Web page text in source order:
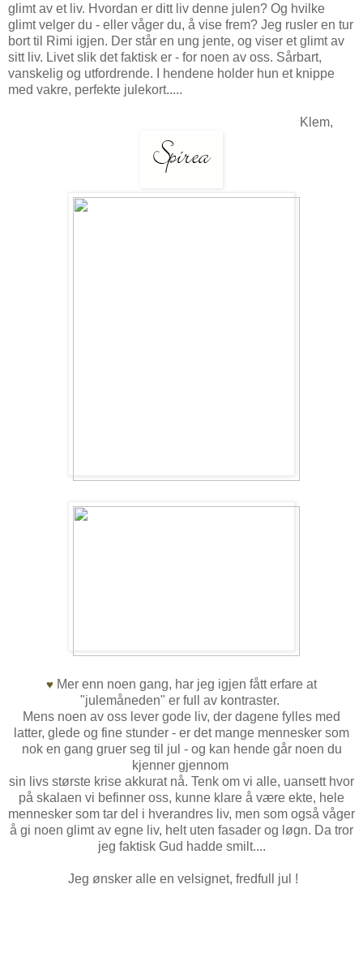
glimt av et liv. Hvordan er ditt liv denne julen? Og hvilke
glimt velger du - eller våger du, å vise frem? Jeg rusler en tur
bort til Rimi igjen. Der står en ung jente, og viser et glimt av
sitt liv. Livet slik det faktisk er - for noen av oss. Sårbart,
vanskelig og utfordrende. I hendene holder hun et knippe
med vakre, perfekte julekort.....
Klem,
♥ Mer enn noen gang, har jeg igjen fått erfare at
"julemåneden" er full av kontraster.
Mens noen av oss lever gode liv, der dagene fylles med
latter, glede og fine stunder - er det mange mennesker som
nok en gang gruer seg til jul - og kan hende går noen du
kjenner gjennom
sin livs største krise akkurat nå. Tenk om vi alle, uansett hvor
på skalaen vi befinner oss, kunne klare å være ekte, hele
mennesker som tar del i hverandres liv, men som også våger
å gi noen glimt av egne liv, helt uten fasader og løgn. Da tror
jeg faktisk Gud hadde smilt....
Jeg ønsker alle en velsignet, fredfull jul !